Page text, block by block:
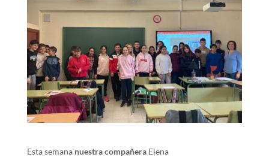
Esta semananuestra compañera Elena